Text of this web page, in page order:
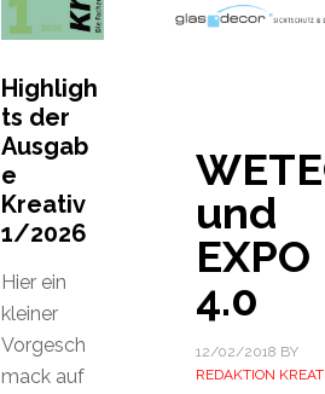
und
EXPO
4.0
12/02/2018 BY
REDAKTION
Highligh
ts der
Ausgab
e
Kreativ
1/2026
Hier ein
kleiner
Vorgesch
mack auf